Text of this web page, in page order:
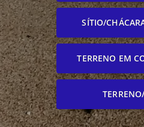
SÍTIO/
TERRENO EM